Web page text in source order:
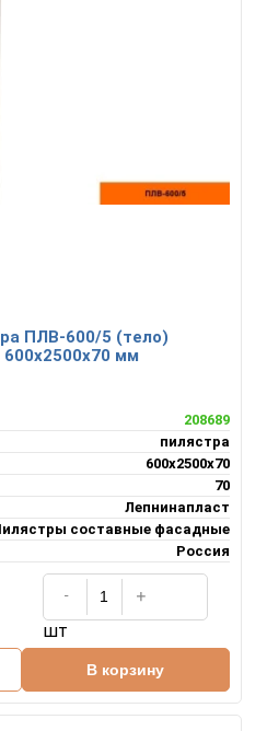
ПЛВ-600/5 (тело)
мм
208689
пилястра
600х2500х70
70
Лепнинапласт
составные фасадные
Россия
шт
В корзину